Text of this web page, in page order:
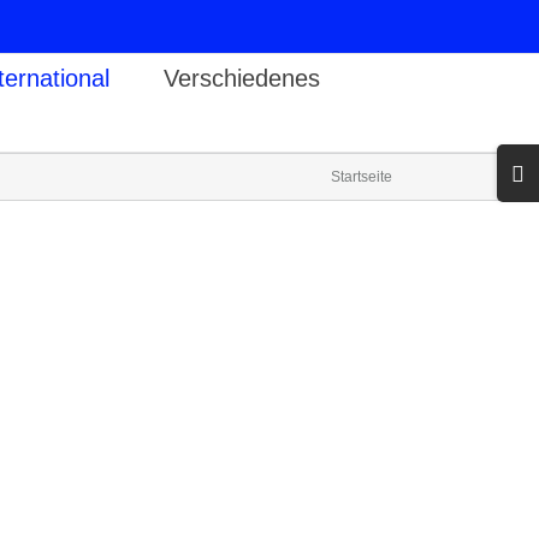
Verschiedenes
Startseite
Bar